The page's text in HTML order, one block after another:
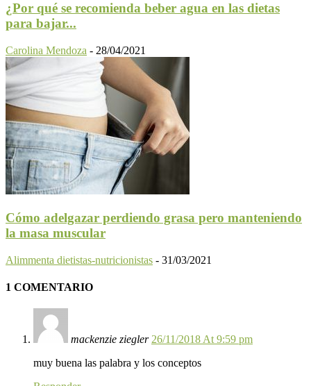
¿Por qué se recomienda beber agua en las dietas
para bajar...
Carolina Mendoza - 28/04/2021
Cómo adelgazar perdiendo grasa pero manteniendo
la masa muscular
Alimmenta dietistas-nutricionistas - 31/03/2021
1 COMENTARIO
mackenzie ziegler 26/11/2018 At 9:59 pm
muy buena las palabra y los conceptos